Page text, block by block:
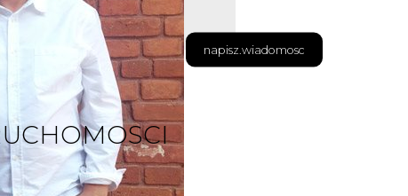
napisz.wiadomosc